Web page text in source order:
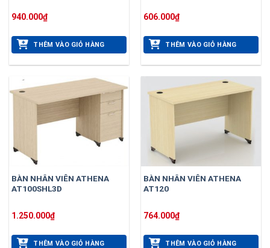
940.000₫
THÊM VÀO GIỎ HÀNG
606.000₫
THÊM VÀO GIỎ HÀNG
BÀN NHÂN VIÊN ATHENA
AT100SHL3D
1.250.000₫
THÊM VÀO GIỎ HÀNG
BÀN NHÂN VIÊN ATHENA
AT120
764.000₫
THÊM VÀO GIỎ HÀNG